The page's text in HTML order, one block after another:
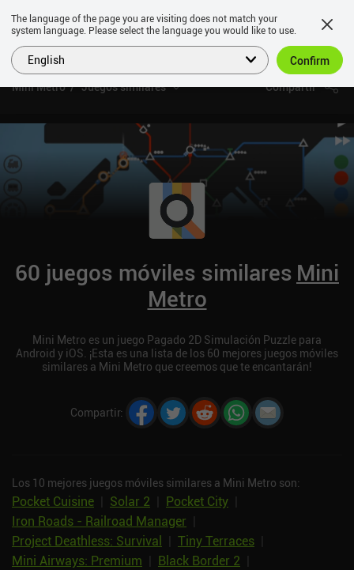
Mini Metro Juegos similares Compartir
60 juegos móviles similares Mini
Metro
Mini Metro es un juego Pagado 2D Simulación Puzzle para
Android y iOS. ¡Esta es una lista de los 60 mejores juegos móviles
similares a Mini Metro que creemos que te encantarán!
Compartir:
Los 10 mejores juegos móviles similares a Mini Metro son:
Pocket Cuisine Solar 2 Pocket City
Iron Roads - Railroad Manager
Project Deathless: Survival
Tiny Terraces
Mini Airways: Premium
Black Border 2
The language of the page you are visiting does not match your
system language. Please select the language you would like to use.
English Confirm